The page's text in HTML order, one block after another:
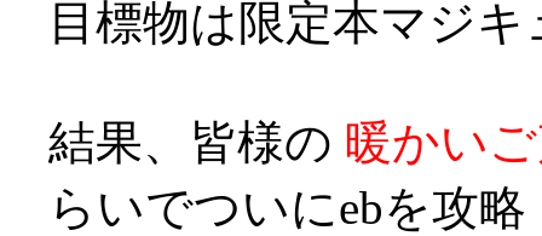
目標物は限定本マジ
結果、皆様の 暖かい
らいでついにebを攻略